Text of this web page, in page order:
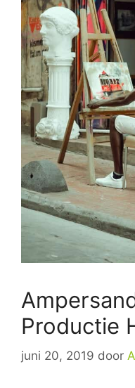
Productie
juni 20, 2019 door